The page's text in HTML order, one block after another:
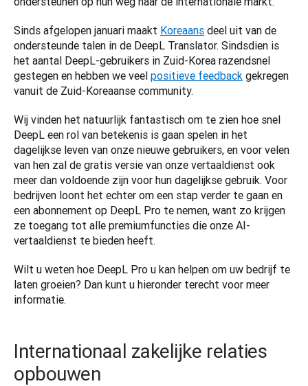
Sinds afgelopen januari maakt Koreaans deel uit van de
ondersteunde talen in de DeepL Translator. Sindsdien is
het aantal DeepL-gebruikers in Zuid-Korea razendsnel
gestegen en hebben we veel positieve feedback gekregen
vanuit de Zuid-Koreaanse community.
Wij vinden het natuurlijk fantastisch om te zien hoe snel
DeepL een rol van betekenis is gaan spelen in het
dagelijkse leven van onze nieuwe gebruikers, en voor velen
van hen zal de gratis versie van onze vertaaldienst ook
meer dan voldoende zijn voor hun dagelijkse gebruik. Voor
bedrijven loont het echter om een stap verder te gaan en
een abonnement op DeepL Pro te nemen, want zo krijgen
ze toegang tot alle premiumfuncties die onze AI-
vertaaldienst te bieden heeft.
Wilt u weten hoe DeepL Pro u kan helpen om uw bedrijf te
laten groeien? Dan kunt u hieronder terecht voor meer
informatie.
Internationaal zakelijke relaties
opbouwen